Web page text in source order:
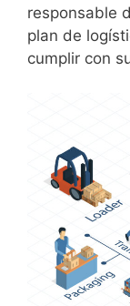
responsable
plan de
cumplir con